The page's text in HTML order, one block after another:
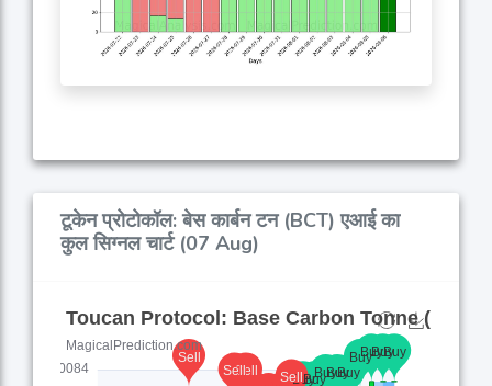
टूकेन प्रोटोकॉल: बेस कार्बन टन (BCT) एआई का
कुल सिग्नल चार्ट (07 Aug)